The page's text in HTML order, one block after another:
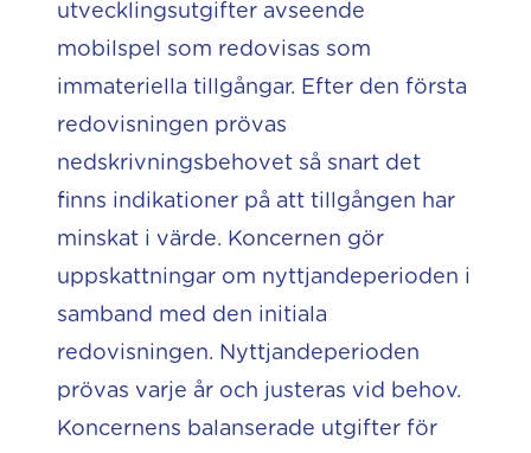
utvecklingsutgifter avseende
mobilspel som redovisas som
immateriella tillgångar. Efter den första
redovisningen prövas
nedskrivningsbehovet så snart det
finns indikationer på att tillgången har
minskat i värde. Koncernen gör
uppskattningar om nyttjandeperioden i
samband med den initiala
redovisningen. Nyttjandeperioden
prövas varje år och justeras vid behov.
Koncernens balanserade utgifter för